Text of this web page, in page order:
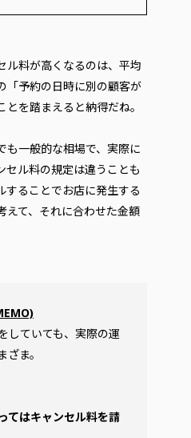
ル料が高くなるのは、平均
「予約の日時に別の顧客が
を踏まえると納得だね。
も一般的な相場で、実際に
セル料の規定は違うことも
することでお店に発生する
えて、それに合わせた金額
していても、実際の運
ま。
てはキャンセル料を請